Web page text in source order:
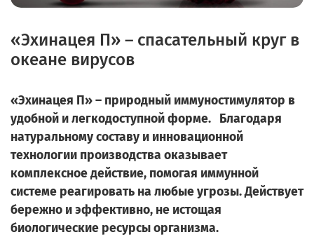
«Эхинацея П» – спасательный круг в
океане вирусов
«Эхинацея П» – природный иммуностимулятор в
удобной и легкодоступной форме. Благодаря
натуральному составу и инновационной
технологии производства оказывает
комплексное действие, помогая иммунной
системе реагировать на любые угрозы. Действует
бережно и эффективно, не истощая
биологические ресурсы организма.